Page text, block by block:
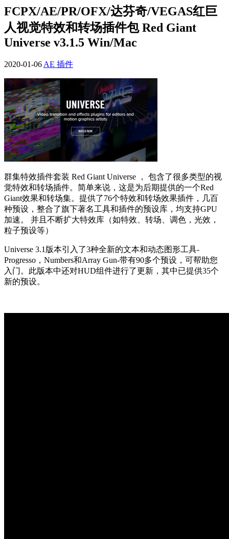
FCPX/AE/PR/OFX/达芬奇/VEGAS红巨
人视觉特效和转场插件包 Red Giant
Universe v3.1.5 Win/Mac
2020-01-06AE 插件
群集特效插件套装 Red Giant Universe ， 包含了很多类型的视
觉特效和转场插件。简单来说，这是为后期提供的一个Red
Giant效果和转场集。提供了76个特效和转场效果插件，几百
种预设，整合了旗下著名工具和插件的预设库，均支持GPU
加速。 并且不断扩大特效库（如特效、转场、调色，光效，
粒子预设等）
Universe 3.1版本引入了3种全新的文本和动态图形工具-
Progresso，Numbers和Array Gun-带有90多个预设，可帮助您
入门。此版本中还对HUD组件进行了更新，其中已提供35个
新的预设。